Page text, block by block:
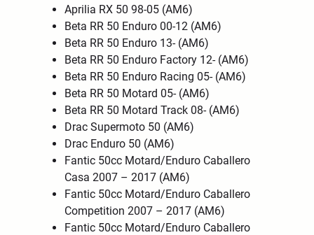
Aprilia RX 50 98-05 (AM6)
Beta RR 50 Enduro 00-12 (AM6)
Beta RR 50 Enduro 13- (AM6)
Beta RR 50 Enduro Factory 12- (AM6)
Beta RR 50 Enduro Racing 05- (AM6)
Beta RR 50 Motard 05- (AM6)
Beta RR 50 Motard Track 08- (AM6)
Drac Supermoto 50 (AM6)
Drac Enduro 50 (AM6)
Fantic 50cc Motard/Enduro Caballero
Casa 2007 – 2017 (AM6)
Fantic 50cc Motard/Enduro Caballero
Competition 2007 – 2017 (AM6)
Fantic 50cc Motard/Enduro Caballero